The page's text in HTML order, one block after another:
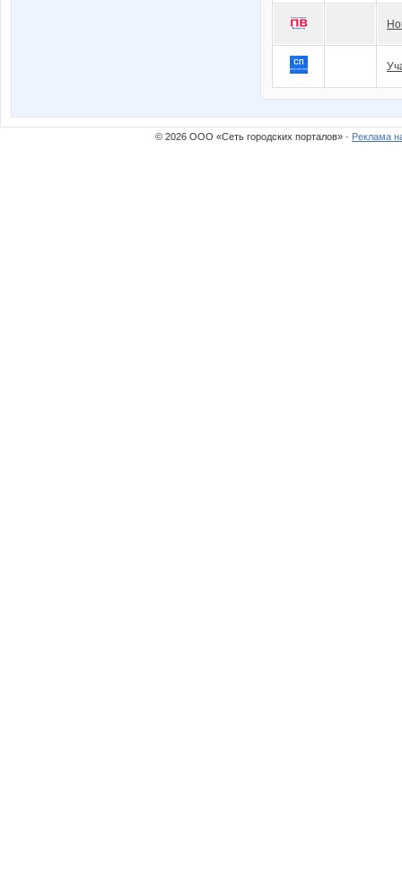
© 2026 ООО «Сеть городских порталов» · Реклама